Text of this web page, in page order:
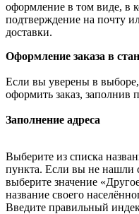
оформление в том виде, в
подтверждение на почту
доставки.
Оформление заказа в
Если вы уверены в
оформить заказ, заполнив
Заполнение адреса
Выберите из списка
пункта. Если вы не нашли
выберите значение
название своего
Введите правильный